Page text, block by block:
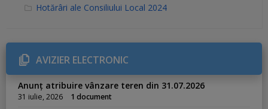
C
r
i
e
s
Hotărâri ale Consiliului Local 2024
AVIZIER ELECTRONIC
Anunț atribuire vânzare teren din 31.07.2026
31 iulie, 2026 1 document